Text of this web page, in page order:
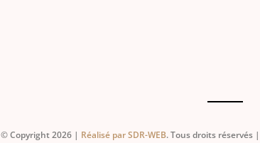
© Copyright 2026 | Réalisé par SDR-WEB. Tous droits réservés |